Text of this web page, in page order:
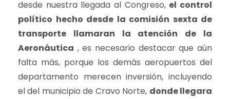
desde nuestra llegada al Congreso, el control
político hecho desde la comisión sexta de
transporte llamaran la atención de la
Aeronáutica , es necesario destacar que aún
falta más, porque los demás aeropuertos del
departamento merecen inversión, incluyendo
el del municipio de Cravo Norte, donde llegara